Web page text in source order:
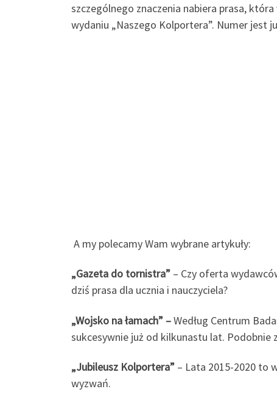
szczególnego znaczenia nabiera prasa,
wydaniu „Naszego Kolportera”. Numer jest
A my polecamy Wam wybrane artykuły:
„Gazeta do tornistra” – Czy oferta
dziś prasa dla ucznia i nauczyciela?
„Wojsko na łamach” –Według Centrum
sukcesywnie już od kilkunastu lat.
„Jubileusz Kolportera” – Lata 2015-2020 to
wyzwań.